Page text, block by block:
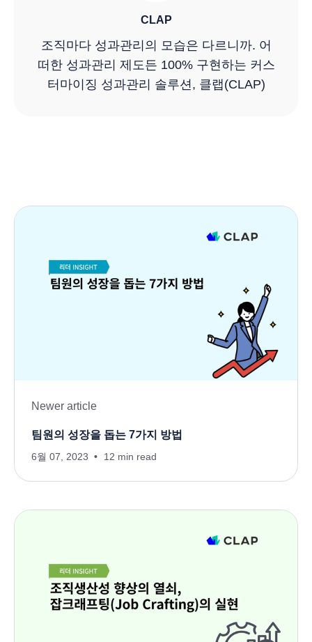
CLAP
조직마다 성과관리의 모습은 다르니까. 어
떠한 성과관리 제도든 100% 구현하는 커스
터마이징 성과관리 솔루션, 클랩(CLAP)
Newer article
팀원의 성장을 돕는 7가지 방법
6월 07, 2023 12 min read